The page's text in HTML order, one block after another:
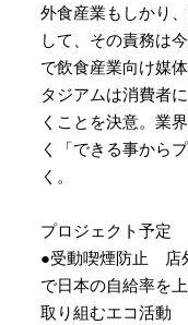
外食産業もしかり
して、その責務は
で飲食産業向け媒
タジアムは消費者
くことを決意。業
く「できる事から
く。
プロジェクト予定
●受動喫煙防止 店
で日本の自給率を
取り組むエコ活動